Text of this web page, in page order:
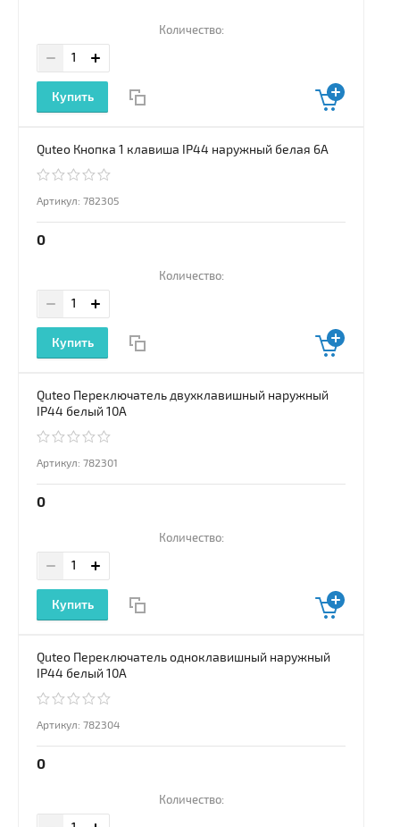
Количество:
Купить
Quteo Кнопка 1 клавиша IP44 наружный белая 6А
Артикул: 782305
0
Количество:
Купить
Quteo Переключатель двухклавишный наружный
IP44 белый 10А
Артикул: 782301
0
Количество:
Купить
Quteo Переключатель одноклавишный наружный
IP44 белый 10А
Артикул: 782304
0
Количество: